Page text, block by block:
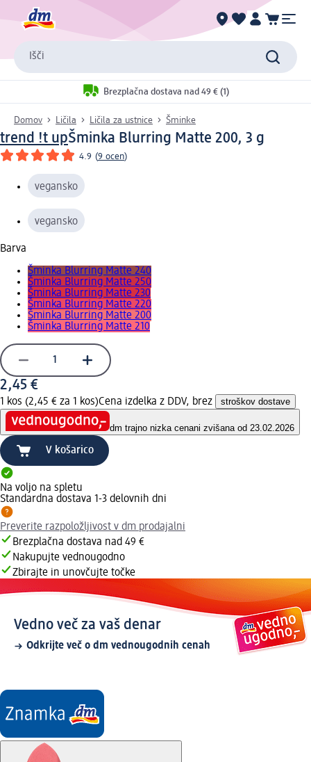
Išči
Brezplačna dostava nad 49 € (1)
Domov Ličila Ličila za ustnice Šminke
trend !t upŠminka Blurring Matte 200, 3 g
4.9 (9 ocen)
vegansko
vegansko
Barva
Šminka Blurring Matte 240
Šminka Blurring Matte 250
Šminka Blurring Matte 230
Šminka Blurring Matte 220
Šminka Blurring Matte 200
Šminka Blurring Matte 210
2,45 €
1 kos (2,45 € za 1 kos)Cena izdelka z DDV, brez stroškov dostave
dm trajno nizka cenani zvišana od 23.02.2026
V košarico
Na voljo na spletu
Standardna dostava 1-3 delovnih dni
Preverite razpoložljivost v dm prodajalni
Brezplačna dostava nad 49 €
Nakupujte vednougodno
Zbirajte in unovčujte točke
Vedno več za vaš denar
Odkrijte več o dm vednougodnih cenah